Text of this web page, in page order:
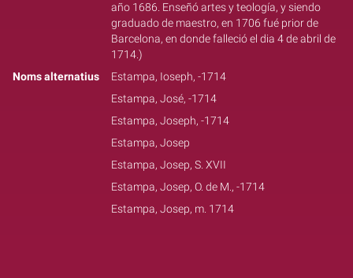
año 1686. Enseñó artes y teología, y siendo
graduado de maestro, en 1706 fué prior de
Barcelona, en donde falleció el dia 4 de abril de
1714.)
Noms alternatius
Estampa, Ioseph, -1714
Estampa, José, -1714
Estampa, Joseph, -1714
Estampa, Josep
Estampa, Josep, S. XVII
Estampa, Josep, O. de M., -1714
Estampa, Josep, m. 1714